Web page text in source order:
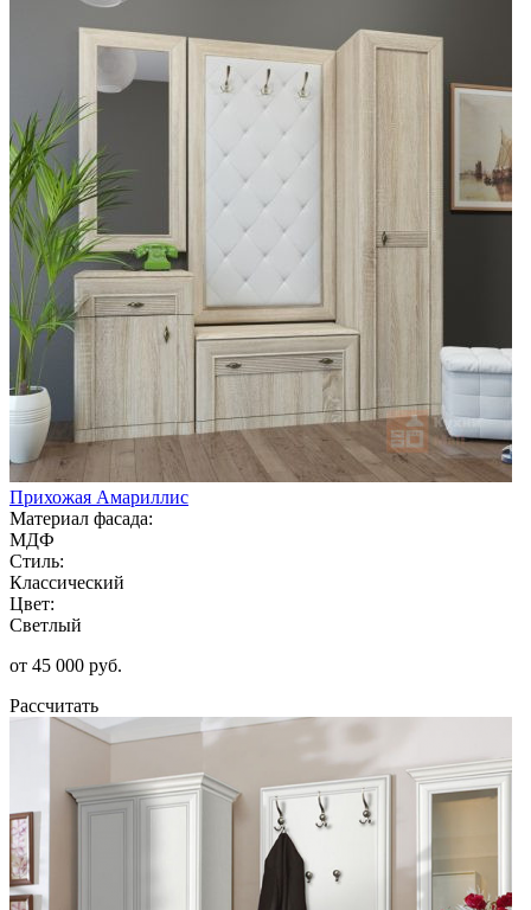
Прихожая Амариллис
Материал фасада:
МДФ
Стиль:
Классический
Цвет:
Светлый
от 45 000 руб.
Рассчитать